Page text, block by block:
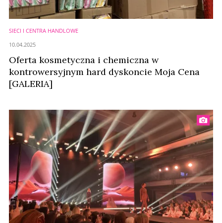
SIECI I CENTRA HANDLOWE
Oferta kosmetyczna i chemiczna w
kontrowersyjnym hard dyskoncie Moja Cena
[GALERIA]
10.04.2025